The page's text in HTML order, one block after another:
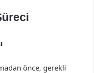
önce, gerekli